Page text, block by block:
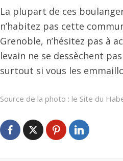
La plupart de ces
n’habitez pas cette
Grenoble, n’hésitez pas à
levain ne se dessèchent
surtout si vous les
Source de la photo : le Site du